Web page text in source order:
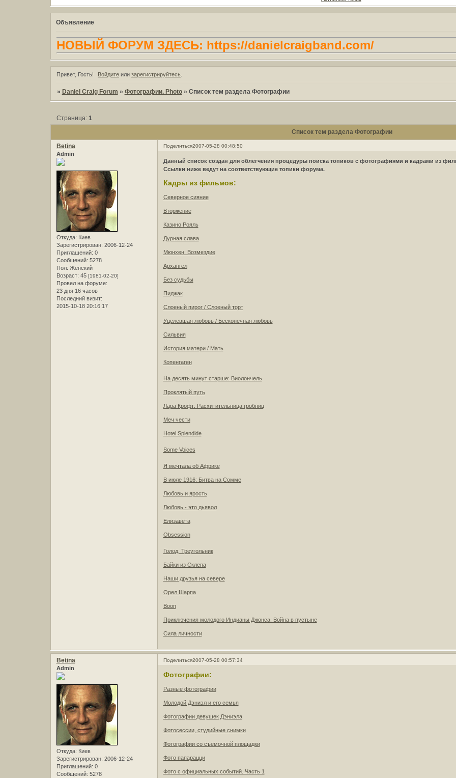
Объявление
НОВЫЙ ФОРУМ ЗДЕСЬ: https://danielcraigband.com/
Привет, Гость! Войдите или зарегистрируйтесь
» Daniel Craig Forum » Фотографии. Photo » Список тем раздела Фотографии
Список тем раздела Фотографии
Страница: 1
Поделиться2007-05-28 00:48:50
Betina
Admin
Откуда: Киев
Зарегистрирован: 2006-12-24
Приглашений: 0
Сообщений: 5278
Пол: Женский
Возраст: 45 [1981-02-20]
Провел на форуме:
23 дня 16 часов
Последний визит:
2015-10-18 20:16:17
Данный список создан для облегчения процедуры поиска топиков с фотографиями и кадрами из
Ссылки ниже ведут на соответствующие топики форума.
Кадры из фильмов:
Северное сияние
Вторжение
Казино Рояль
Дурная слава
Мюнхен: Возмездие
Архангел
Без судьбы
Пиджак
Слоеный пирог / Слоеный торт
Уцелевшая любовь / Бесконечная любовь
Сильвия
История матери / Мать
Копенгаген
На десять минут старше: Виолончель
Проклятый путь
Лара Крофт: Расхитительница гробниц
Меч чести
Hotel Splendide
Some Voices
Я мечтала об Африке
В июле 1916: Битва на Сомме
Любовь и ярость
Любовь - это дьявол
Елизавета
Obsession
Голод: Треугольник
Байки из Склепа
Наши друзья на севере
Орел Шарпа
Boon
Приключения молодого Индианы Джонса: Война в пустыне
Сила личности
Поделиться2007-05-28 00:57:34
Betina
Admin
Откуда: Киев
Зарегистрирован: 2006-12-24
Приглашений: 0
Сообщений: 5278
Фотографии:
Разные фотографии
Молодой Дэниэл и его семья
Фотографии девушек Дэниэла
Фотосессии, студийные снимки
Фотографии со съемочной площадки
Фото папарацци
Фото с официальных событий. Часть 1